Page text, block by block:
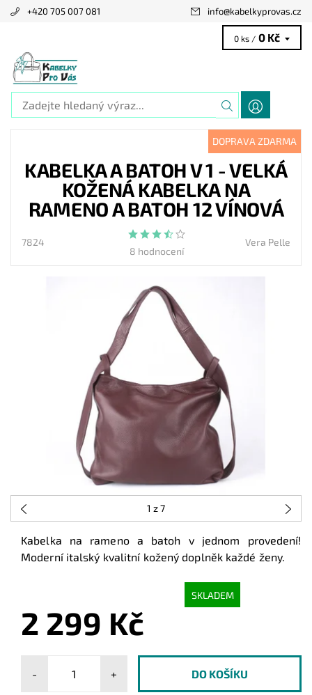
+420 705 007 081 info@kabelkyprovas.cz
0 ks / 0 Kč
DOPRAVA ZDARMA
KABELKA A BATOH V 1 - VELKÁ
KOŽENÁ KABELKA NA
RAMENO A BATOH 12 VÍNOVÁ
7824
8 hodnocení
Vera Pelle
1 z 7
Kabelka na rameno a batoh v jednom provedení!
Moderní italský kvalitní kožený doplněk každé ženy.
SKLADEM
2 299 Kč
- +